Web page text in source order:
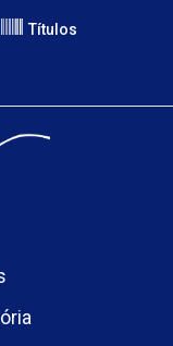
Títulos